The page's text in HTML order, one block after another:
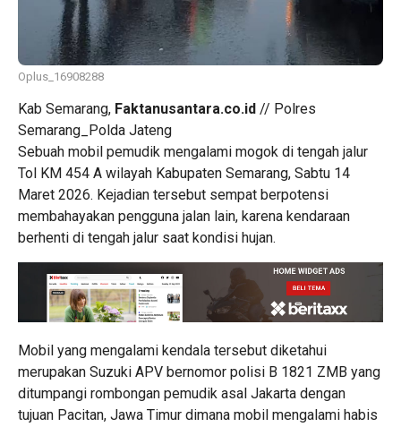
Oplus_16908288
Kab Semarang, Faktanusantara.co.id // Polres
Semarang_Polda Jateng
Sebuah mobil pemudik mengalami mogok di tengah jalur
Tol KM 454 A wilayah Kabupaten Semarang, Sabtu 14
Maret 2026. Kejadian tersebut sempat berpotensi
membahayakan pengguna jalan lain, karena kendaraan
berhenti di tengah jalur saat kondisi hujan.
Mobil yang mengalami kendala tersebut diketahui
merupakan Suzuki APV bernomor polisi B 1821 ZMB yang
ditumpangi rombongan pemudik asal Jakarta dengan
tujuan Pacitan, Jawa Timur dimana mobil mengalami habis